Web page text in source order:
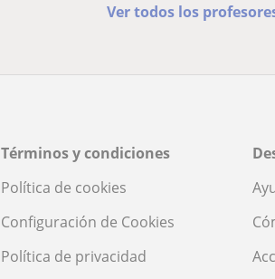
Ver todos los
Términos y condiciones
Política de cookies
Configuración de Cookies
Política de privacidad